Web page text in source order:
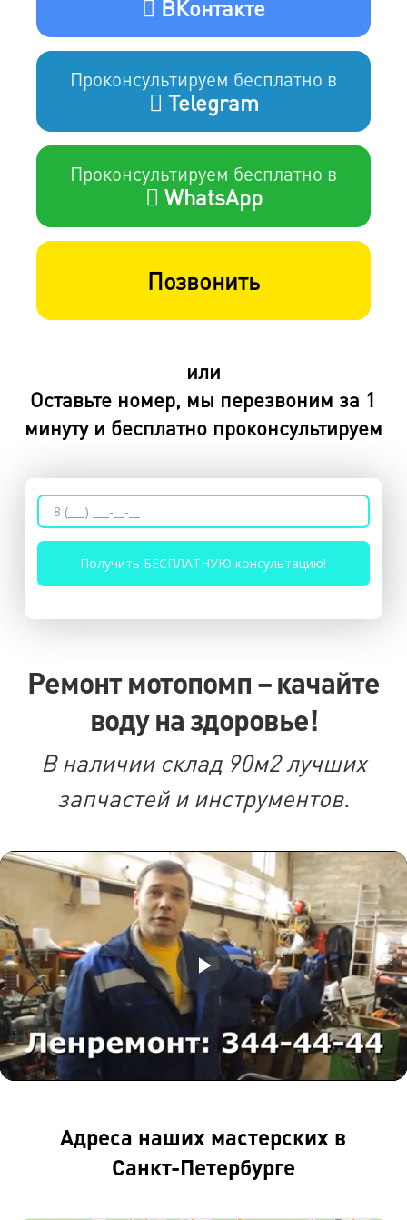
ВКонтакте
Проконсультируем бесплатно в
Telegram
Проконсультируем бесплатно в
WhatsApp
Позвонить
или
Оставьте номер, мы перезвоним за 1
минуту и бесплатно проконсультируем
Ремонт мотопомп – качайте
воду на здоровье!
В наличии склад 90м2 лучших
запчастей и инструментов.
Воспроизвести
Видео
Адреса наших мастерских в
Санкт-Петербурге